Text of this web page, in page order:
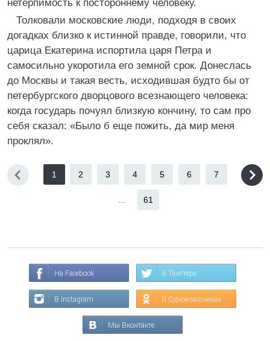
нетерпимость к постороннему человеку.
Толковали московские люди, подходя в своих
догадках близко к истинной правде, говорили, что
царица Екатерина испортила царя Петра и
самосильно укоротила его земной срок. Донеслась
до Москвы и такая весть, исходившая будто бы от
петербургского дворцового всезнающего человека:
когда государь почуял близкую кончину, то сам про
себя сказал: «Было б еще пожить, да мир меня
проклял».
1 2 3 4 5 6 7
61
На Facebook В Твиттере
В Instagram В Одноклассниках
Мы Вконтакте